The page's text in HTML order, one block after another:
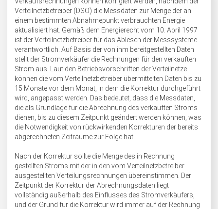
Verteilnetzbetreiber (DSO) die Messdaten zur Menge der an
einem bestimmten Abnahmepunkt verbrauchten Energie
aktualisiert hat. Gemäß dem Energierecht vom 10. April 1997
ist der Verteilnetzbetreiber für das Ablesen der Messsysteme
verantwortlich. Auf Basis der von ihm bereitgestellten Daten
stellt der Stromverkäufer die Rechnungen für den verkauften
Strom aus. Laut den Betriebsvorschriften der Verteilnetze
können die vom Verteilnetzbetreiber übermittelten Daten bis zu
15 Monate vor dem Monat, in dem die Korrektur durchgeführt
wird, angepasst werden. Das bedeutet, dass die Messdaten,
die als Grundlage für die Abrechnung des verkauften Stroms
dienen, bis zu diesem Zeitpunkt geändert werden können, was
die Notwendigkeit von rückwirkenden Korrekturen der bereits
abgerechneten Zeiträume zur Folge hat.
Nach der Korrektur sollte die Menge des in Rechnung
gestellten Stroms mit der in den vom Verteilnetzbetreiber
ausgestellten Verteilungsrechnungen übereinstimmen. Der
Zeitpunkt der Korrektur der Abrechnungsdaten liegt
vollständig außerhalb des Einflusses des Stromverkäufers,
und der Grund für die Korrektur wird immer auf der Rechnung